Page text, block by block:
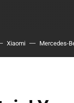
Xiaomi Mercedes-